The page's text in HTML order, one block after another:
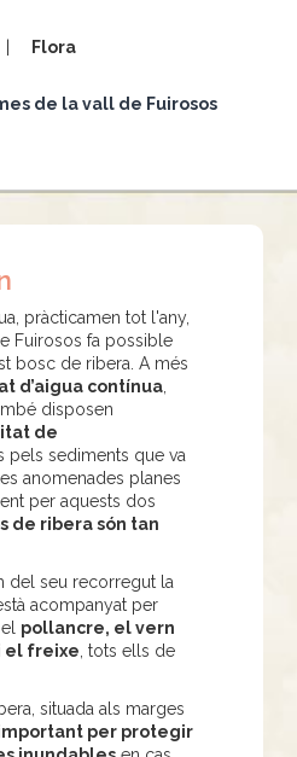
Flora
de la vall de Fuirosos
pràcticamen tot l'any,
Fuirosos fa possible
bosc de ribera. A més
d’aigua contínua
disposen
de
pels sediments que va
anomenades planes
per aquests dos
de ribera són tan
del seu recorregut la
acompanyat per
pollancre, el vern
el freixe , tots ells de
situada als marges
per protegir